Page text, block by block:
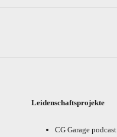
Leidenschaftsprojekte
CG Garage podcast